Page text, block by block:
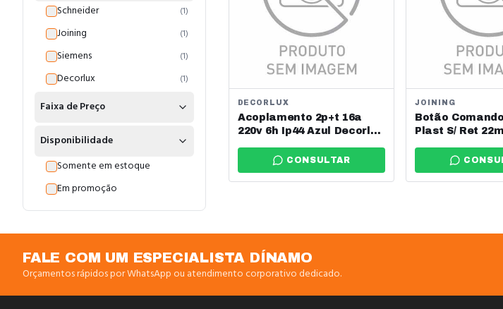
Água Fria
Água Quente
Alarme Endereçavel
Alicates
Amperimetros
Amplificadores
Anel
Anilhas
Antenas
Anti-Impacto
Aquecedores
Arame
Schneider
(1)
Joining (1)
Siemens (1)
Decorlux (1)
Faixa de Preço
Disponibilidade
Somente em estoque
Em promoção
DECORLUX
Acoplamento 2p+t 16a
220v 6h Ip44 Azul Decorlux
CONSULTAR
JOINING
Botão
Plast S/ Ret
Joining - Jng -
FALE COM UM ESPECIALISTA DÍNAMO
Orçamentos rápidos por WhatsApp ou atendimento corporativo dedicado.